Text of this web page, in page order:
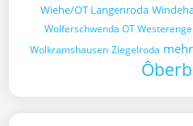
Wiehe/OT Langenroda
Wolferschwenda OT Westerengel
Wolkramshausen Ziegelroda